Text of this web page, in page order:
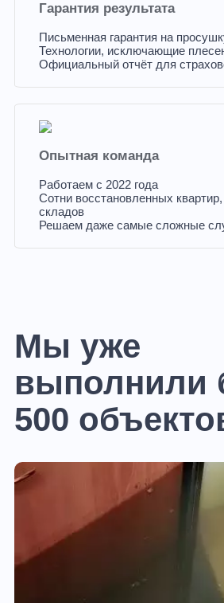
Гарантия результата
Письменная гарантия на
Технологии, исключающие
Официальный отчёт для
Опытная команда
Работаем с 2022 года
Сотни восстановленных
складов
Решаем даже самые сложные
Мы уже
выполнили
500